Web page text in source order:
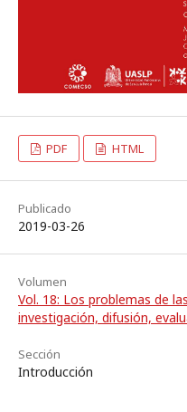
PDF HTML
Publicado
2019-03-26
Volumen
Vol. 18: Los problemas de
investigación, difusión,
Sección
Introducción